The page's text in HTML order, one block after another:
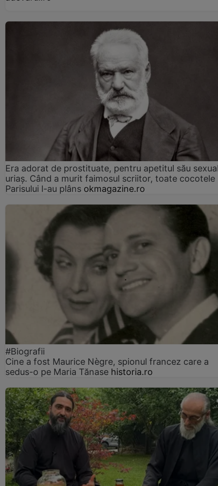
Era adorat de prostituate, pentru apetitul său
uriaș. Când a murit faimosul scriitor, toate cocotele
Parisului l-au plâns okmagazine.ro
#Biografii
Cine a fost Maurice Nègre, spionul francez care a
sedus-o pe Maria Tănase historia.ro